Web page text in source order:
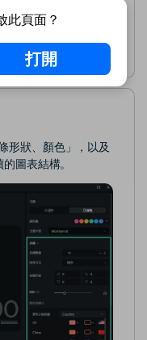
字型
形狀、顏色」，以及
圖表結構。
此頁面？
打開